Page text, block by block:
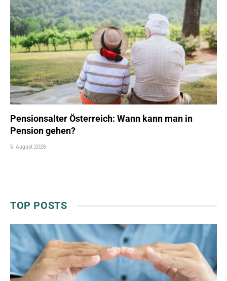
Pensionsalter Österreich: Wann kann man in
Pension gehen?
5. August 2026
TOP POSTS